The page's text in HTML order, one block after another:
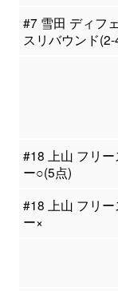
#7 雪田 ディフ
スリバウンド(2-
#18 上山 フリー
ー○(5点)
#18 上山 フリー
ー×